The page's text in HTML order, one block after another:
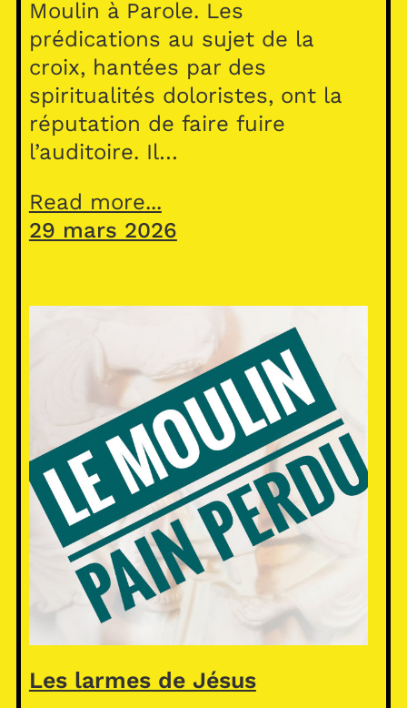
Moulin à Parole. Les
prédications au sujet de la
croix, hantées par des
spiritualités doloristes, ont la
réputation de faire fuire
l’auditoire. Il…
Read more...
29 mars 2026
Les larmes de Jésus